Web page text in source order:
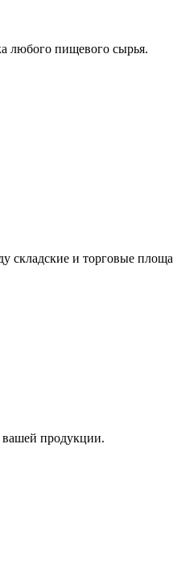
любого пищевого сырья.
складские и торговые
вашей продукции.